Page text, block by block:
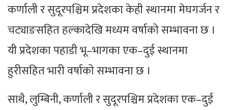
कर्णाली र सुदूरपश्चिम प्रदेशका केही स्थानमा मेघगर्जन र
चट्याङसहित हल्कादेखि मध्यम वर्षाको सम्भावना छ ।
यी प्रदेशका पहाडी भू–भागका एक–दुई स्थानमा
हुरीसहित भारी वर्षाको सम्भावना छ ।
साथै, लुम्बिनी, कर्णाली र सुदूरपश्चिम प्रदेशका एक–दुई